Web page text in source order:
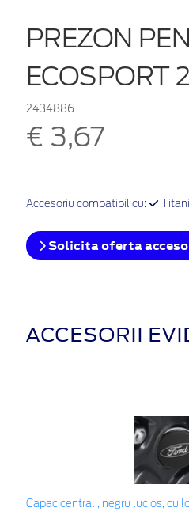
PREZON
ECOSPORT
2434886
€ 3,67
Accesoriu compatibil cu:
Solicita oferta
ACCESORII
Capac central , negru lucios, cu